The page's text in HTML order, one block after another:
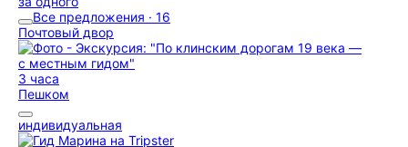
Все предложения · 16
Почтовый двор
3 часа
Пешком
индивидуальная